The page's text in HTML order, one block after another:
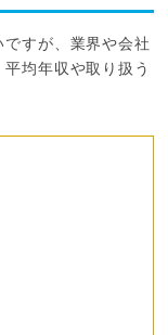
すが、業界や会社
均年収や取り扱う